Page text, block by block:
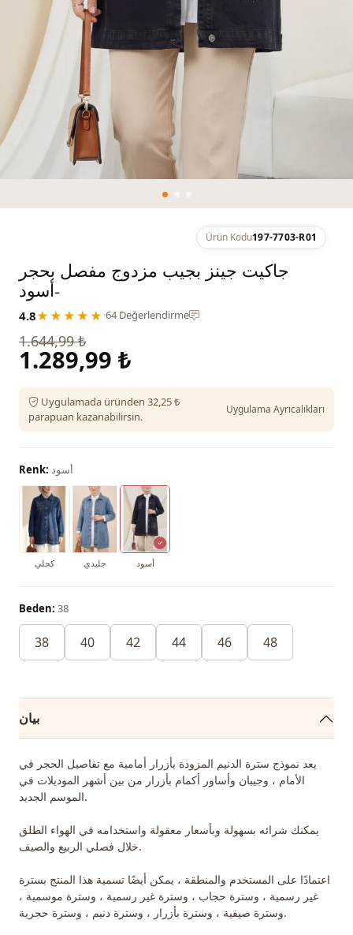
Ürün Kodu197-7703-R01
جاكيت جينز بجيب مزدوج مفصل بحجر
-أسود
4.8★★★★★ ·64 Değerlendirme
1.644,99 ₺
1.289,99 ₺
Uygulamada üründen 32,25 ₺
parapuan kazanabilirsin.
Uygulama Ayrıcalıkları
Renk: أسود
كحلي جليدي أسود
Beden: 38
38 40 42 44 46 48
بيان
يعد نموذج سترة الدنيم المزودة بأزرار أمامية مع تفاصيل الحجر في
الأمام ، وجيبان وأساور أكمام بأزرار من بين أشهر الموديلات في
الموسم الجديد.
يمكنك شرائه بسهولة وبأسعار معقولة واستخدامه في الهواء الطلق
خلال فصلي الربيع والصيف.
اعتمادًا على المستخدم والمنطقة ، يمكن أيضًا تسمية هذا المنتج بسترة
غير رسمية ، وسترة حجاب ، وسترة غير رسمية ، وسترة موسمية ،
وسترة صيفية ، وسترة بأزرار ، وسترة دنيم ، وسترة حجرية.